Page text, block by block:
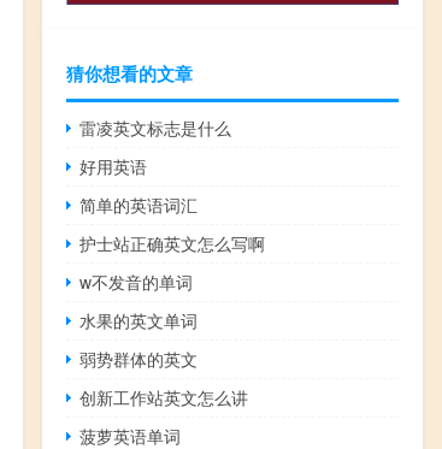
猜你想看的文章
雷凌英文标志是什么
好用英语
简单的英语词汇
护士站正确英文怎么写啊
w不发音的单词
水果的英文单词
弱势群体的英文
创新工作站英文怎么讲
菠萝英语单词